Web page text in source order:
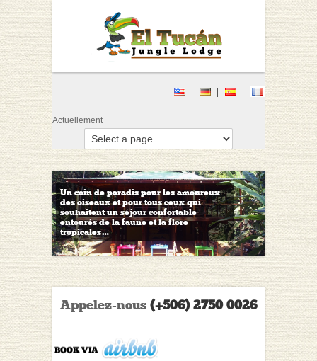
Actuellement
Un coin de paradis pour les amoureux
des oiseaux et pour tous ceux qui
souhaitent un séjour confortable
entourés de la faune et la flore
tropicales…
Appelez-nous (+506) 2750 0026